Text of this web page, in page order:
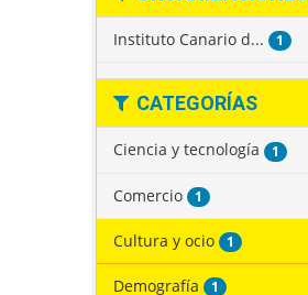
Instituto Canario d... 1
CATEGORÍAS
Ciencia y tecnología 1
Comercio 1
Cultura y ocio 1
Demografía 1